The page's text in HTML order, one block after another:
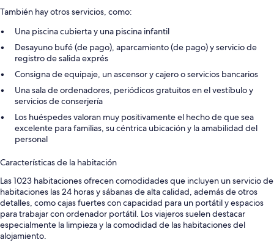
También hay otros servicios, como:
Una piscina cubierta y una piscina infantil
Desayuno bufé (de pago), aparcamiento (de pago) y servicio de
registro de salida exprés
Consigna de equipaje, un ascensor y cajero o servicios bancarios
Una sala de ordenadores, periódicos gratuitos en el vestíbulo y
servicios de conserjería
Los huéspedes valoran muy positivamente el hecho de que sea
excelente para familias, su céntrica ubicación y la amabilidad del
personal
Características de la habitación
Las 1023 habitaciones ofrecen comodidades que incluyen un servicio de
habitaciones las 24 horas y sábanas de alta calidad, además de otros
detalles, como cajas fuertes con capacidad para un portátil y espacios
para trabajar con ordenador portátil. Los viajeros suelen destacar
especialmente la limpieza y la comodidad de las habitaciones del
alojamiento.